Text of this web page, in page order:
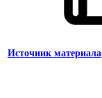
Источник материала